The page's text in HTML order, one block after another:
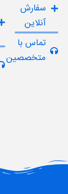
سفارش
آنلاین
تماس با
متخصصین